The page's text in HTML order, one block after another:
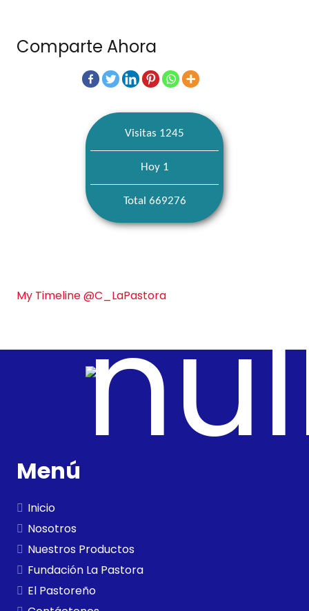
Comparte Ahora
Visitas 1245
Hoy 1
Total 669276
My Timeline @C_LaPastora
Menú
Inicio
Nosotros
Nuestros Productos
Fundación La Pastora
El Pastoreño